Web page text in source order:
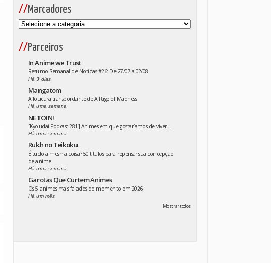
Marcadores
Parceiros
In Anime we Trust
Resumo Semanal de Notícias #26: De 27/07 a 02/08
Há 3 dias
Mangatom
A loucura transbordante de A Page of Madness
Há uma semana
NETOIN!
[Kyoudai Podcast 281] Animes em que gostaríamos de viver...
Há uma semana
Rukh no Teikoku
É tudo a mesma coisa? 50 títulos para repensar sua concepção
de anime
Há uma semana
Garotas Que Curtem Animes
Os 5 animes mais falados do momento em 2026
Há um mês
Mostrar todos